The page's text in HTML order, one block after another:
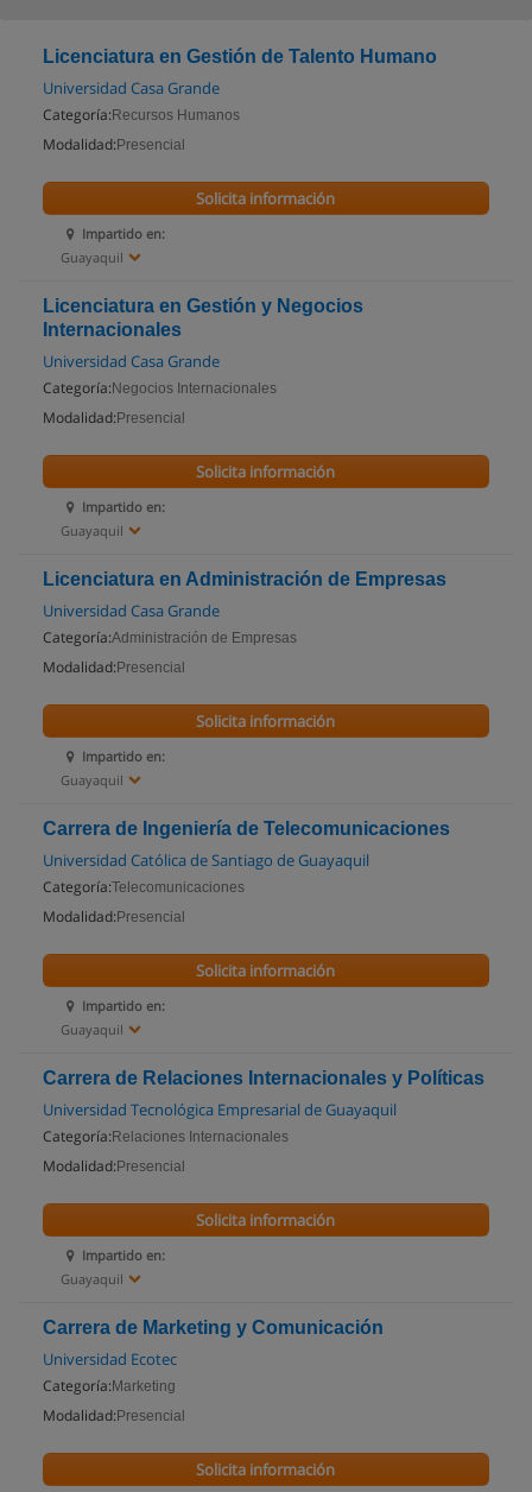
Licenciatura en Gestión de Talento Humano
Universidad Casa Grande
Categoría: Recursos Humanos
Modalidad: Presencial
Impartido en:
Guayaquil
Solicita información
Licenciatura en Gestión y Negocios
Internacionales
Universidad Casa Grande
Categoría: Negocios Internacionales
Modalidad: Presencial
Impartido en:
Guayaquil
Solicita información
Licenciatura en Administración de Empresas
Universidad Casa Grande
Categoría:Administración de Empresas
Modalidad: Presencial
Impartido en:
Guayaquil
Solicita información
Carrera de Ingeniería de Telecomunicaciones
Universidad Católica de Santiago de Guayaquil
Categoría:Telecomunicaciones
Modalidad: Presencial
Impartido en:
Guayaquil
Solicita información
Carrera de Relaciones Internacionales y Políticas
Universidad Tecnológica Empresarial de Guayaquil
Categoría: Relaciones Internacionales
Modalidad: Presencial
Impartido en:
Guayaquil
Solicita información
Carrera de Marketing y Comunicación
Universidad Ecotec
Categoría: Marketing
Modalidad: Presencial
Solicita información